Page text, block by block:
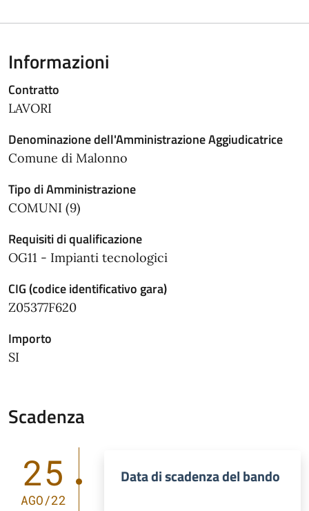
Informazioni
Contratto
LAVORI
Denominazione dell'Amministrazione Aggiudicatrice
Comune di Malonno
Tipo di Amministrazione
COMUNI (9)
Requisiti di qualificazione
OG11 - Impianti tecnologici
CIG (codice identificativo gara)
Z05377F620
Importo
SI
Scadenza
25
AGO/22
Data di scadenza del bando